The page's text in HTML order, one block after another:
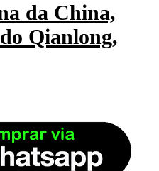
da China,
Qianlong,